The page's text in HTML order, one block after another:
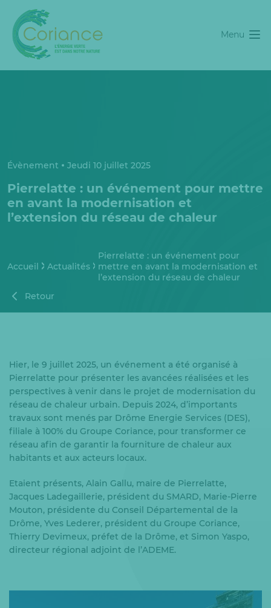
Menu
Évènement Jeudi 10 juillet 2025
Pierrelatte : un événement pour mettre
en avant la modernisation et
l’extension du réseau de chaleur
Accueil Actualités
Pierrelatte : un événement pour
mettre en avant la modernisation et
l’extension du réseau de chaleur
Retour
Hier, le 9 juillet 2025, un événement a été organisé à
Pierrelatte pour présenter les avancées réalisées et les
perspectives à venir dans le projet de modernisation du
réseau de chaleur urbain. Depuis 2024, d’importants
travaux sont menés par Drôme Energie Services (DES),
filiale à 100% du Groupe Coriance, pour transformer ce
réseau afin de garantir la fourniture de chaleur aux
habitants et aux acteurs locaux.
Etaient présents, Alain Gallu, maire de Pierrelatte,
Jacques Ladegaillerie, président du SMARD, Marie-Pierre
Mouton, présidente du Conseil Départemental de la
Drôme, Yves Lederer, président du Groupe Coriance,
Thierry Devimeux, préfet de la Drôme, et Simon Yaspo,
directeur régional adjoint de l’ADEME.